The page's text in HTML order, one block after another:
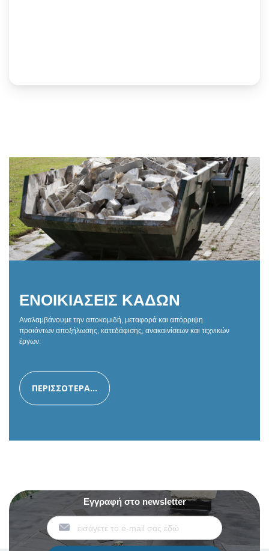
ΕΝΟΙΚΙΑΣΕΙΣ ΚΑΔΩΝ
Αναλαμβάνουμε την αποκομιδή, μεταφορά και απόρριψη
προιόντων αποξήλωσης, κατεδάφισης, ανακαινίσεων και τεχνικών
έργων.
ΠΕΡΙΣΣΟΤΕΡΑ...
Εγγραφή στο newsletter